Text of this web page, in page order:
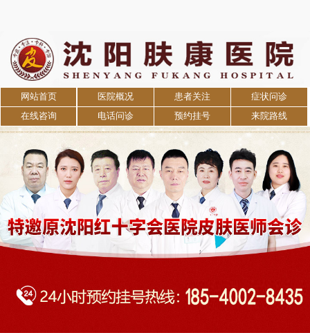
网站首页 医院概况 患者关注 症状问诊
在线咨询 电话问诊 预约挂号 来院路线